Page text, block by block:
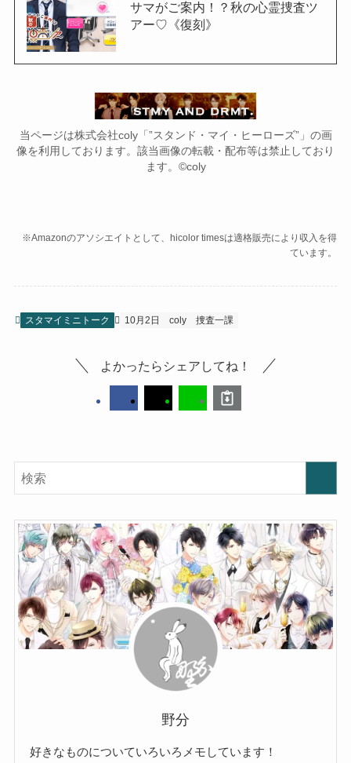
サマがご案内！？秋の心霊捜査ツ
アー♡《復刻》
当ページは株式会社coly「”スタンド・マイ・ヒーローズ”」の画
像を利用しております。該当画像の転載・配布等は禁止しており
ます。©coly
※Amazonのアソシエイトとして、hicolor timesは適格販売により収入を得
ています。
スタマイミニトーク 10月2日 coly 捜査一課
よかったらシェアしてね！
野分
好きなものについていろいろメモしています！